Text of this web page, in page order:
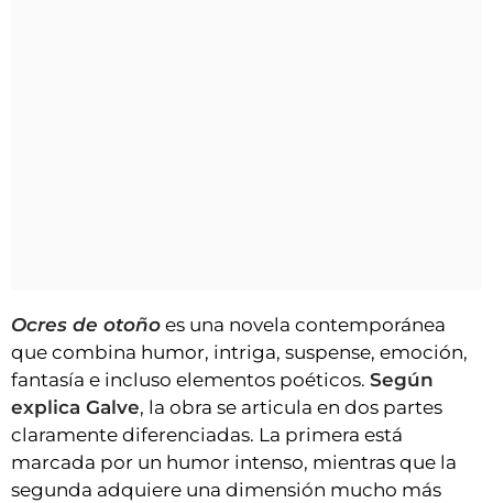
Ocres de otoño es una novela contemporánea
que combina humor, intriga, suspense, emoción,
fantasía e incluso elementos poéticos. Según
explica Galve, la obra se articula en dos partes
claramente diferenciadas. La primera está
marcada por un humor intenso, mientras que la
segunda adquiere una dimensión mucho más